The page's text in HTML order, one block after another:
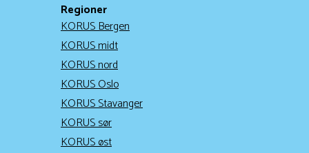
Regioner
KORUS Bergen
KORUS midt
KORUS nord
KORUS Oslo
KORUS Stavanger
KORUS sør
KORUS øst